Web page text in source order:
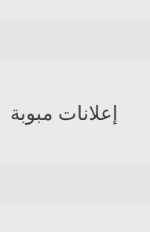
إعلانات مبوبة